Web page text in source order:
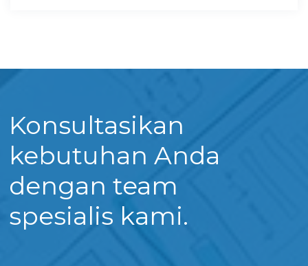
Konsultasikan
kebutuhan Anda
dengan team
spesialis kami.